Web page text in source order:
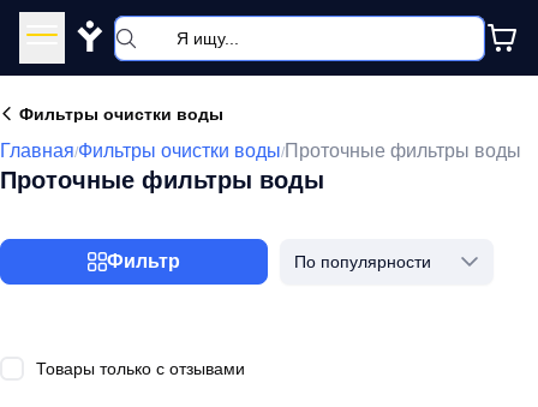
Y
Фильтры очистки воды
Главная/Фильтры очистки воды/Проточные фильтры воды
Проточные фильтры воды
Фильтр По популярности
Товары только с отзывами